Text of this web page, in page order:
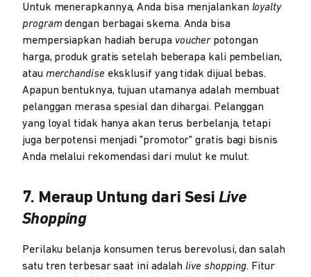
Untuk menerapkannya, Anda bisa menjalankan loyalty
program dengan berbagai skema. Anda bisa
mempersiapkan hadiah berupa voucherpotongan
harga, produk gratis setelah beberapa kali pembelian,
atau merchandise eksklusif yang tidak dijual bebas.
Apapun bentuknya, tujuan utamanya adalah membuat
pelanggan merasa spesial dan dihargai. Pelanggan
yang loyal tidak hanya akan terus berbelanja, tetapi
juga berpotensi menjadi "promotor" gratis bagi bisnis
Anda melalui rekomendasi dari mulut ke mulut.
7. Meraup Untung dari Sesi Live
Shopping
Perilaku belanja konsumen terus berevolusi, dan salah
satu tren terbesar saat ini adalah live shopping. Fitur